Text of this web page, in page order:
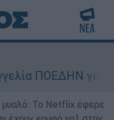
ΠΟΕΔΗΝ για
μυαλό: Το Netflix έφερε